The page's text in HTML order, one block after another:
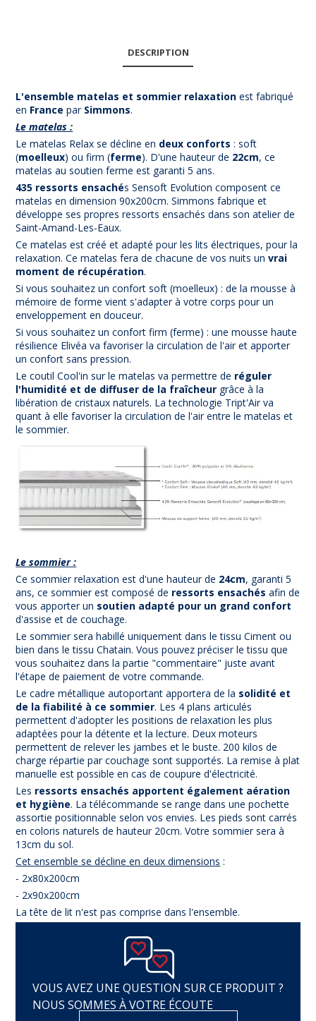
DESCRIPTION
L'ensemble matelas et sommier relaxation est fabriqué
en France par Simmons.
Le matelas :
Le matelas Relax se décline en deux conforts : soft
(moelleux) ou firm (ferme). D'une hauteur de 22cm, ce
matelas au soutien ferme est garanti 5 ans.
435 ressorts ensachés Sensoft Evolution composent ce
matelas en dimension 90x200cm. Simmons fabrique et
développe ses propres ressorts ensachés dans son atelier de
Saint-Amand-Les-Eaux.
Ce matelas est créé et adapté pour les lits électriques, pour la
relaxation. Ce matelas fera de chacune de vos nuits unvrai
moment de récupération.
Si vous souhaitez un confort soft (moelleux) : de la mousse à
mémoire de forme vient s'adapter à votre corps pour un
enveloppement en douceur.
Si vous souhaitez un confort firm (ferme) : une mousse haute
résilience Elivéa va favoriser la circulation de l'air et apporter
un confort sans pression.
Le coutil Cool'in sur le matelas va permettre de réguler
l'humidité et de diffuser de la fraîcheur grâce à la
libération de cristaux naturels. La technologie Tript'Air va
quant à elle favoriser la circulation de l'air entre le matelas et
le sommier.
Le sommier :
Ce sommier relaxation est d'une hauteur de 24cm, garanti 5
ans, ce sommier est composé de ressorts ensachés afin de
vous apporter un soutien adapté pour un grand confort
d'assise et de couchage.
Le sommier sera habillé uniquement dans le tissu Ciment ou
bien dans le tissu Chatain. Vous pouvez préciser le tissu que
vous souhaitez dans la partie "commentaire" juste avant
l'étape de paiement de votre commande.
Le cadre métallique autoportant apportera de la solidité et
de la fiabilité à ce sommier. Les 4 plans articulés
permettent d'adopter les positions de relaxation les plus
adaptées pour la détente et la lecture. Deux moteurs
permettent de relever les jambes et le buste. 200 kilos de
charge répartie par couchage sont supportés. La remise à plat
manuelle est possible en cas de coupure d'électricité.
Les ressorts ensachés apportent également aération
et hygiène. La télécommande se range dans une pochette
assortie positionnable selon vos envies. Les pieds sont carrés
en coloris naturels de hauteur 20cm. Votre sommier sera à
13cm du sol.
Cet ensemble se décline en deux dimensions :
- 2x80x200cm
- 2x90x200cm
La tête de lit n'est pas comprise dans l'ensemble.
VOUS AVEZ UNE QUESTION SUR CE PRODUIT ?
NOUS SOMMES À VOTRE ÉCOUTE